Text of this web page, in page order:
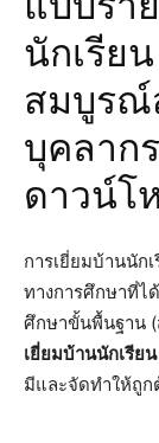
นักเรีย
สมบูรณ์
บุคลาก
ดาวน์โ
การเยี่ยมบ้านนัก
ทางการศึกษาที่ไ
ศึกษาขั้นพื้นฐาน
เยี่ยมบ้านนักเรีย
มีและจัดทำให้ถู